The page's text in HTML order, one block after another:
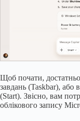
Щоб почати,
завдань (Taskbar),
(Start). Звісно, вам
облікового запису